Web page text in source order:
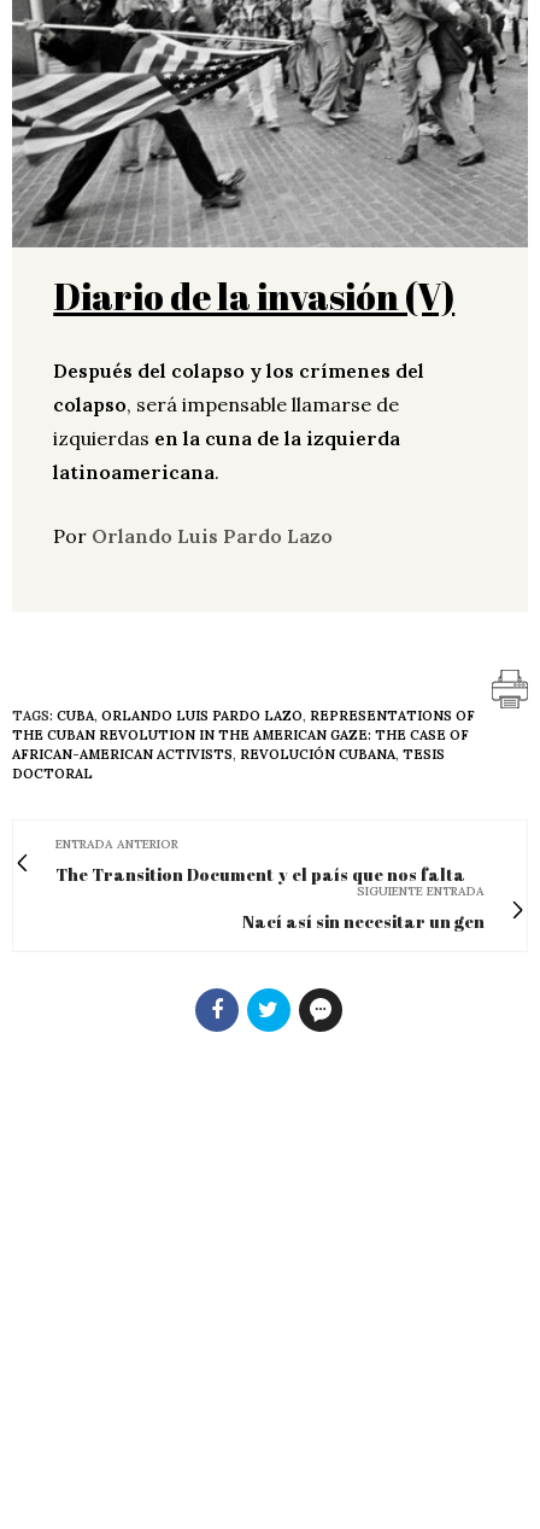
Diario de la invasión (V)
Después del colapso y los crímenes del
colapso, será impensable llamarse de
izquierdas en la cuna de la izquierda
latinoamericana.
Por Orlando Luis Pardo Lazo
TAGS: CUBA, ORLANDO LUIS PARDO LAZO, REPRESENTATIONS OF
THE CUBAN REVOLUTION IN THE AMERICAN GAZE: THE CASE OF
AFRICAN-AMERICAN ACTIVISTS, REVOLUCIÓN CUBANA, TESIS
DOCTORAL
ENTRADA ANTERIOR
The Transition Document y el país que nos falta
SIGUIENTE ENTRADA
Nací así sin necesitar un gen